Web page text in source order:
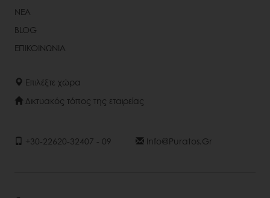
ΝΕΑ
BLOG
ΕΠΙΚΟΙΝΩΝΙΑ
Επιλέξτε χώρα
Δικτυακός τόπος της εταιρείας
+30-22620-32407 - 09 Info@puratos.gr